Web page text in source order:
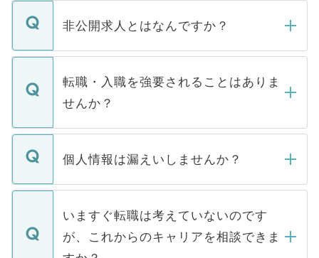
ご登録いただきましたら、弊社担当者がご
登録内容を確認し、その後メールもしくは
ます。通常、5営業日以内にはご連絡をせて
いただきますので、しばらくお待ちくださ
非公開求人とはなんですか？
マイナビDOCTORで取り扱っている求人の
うち約3割は、Webサイトからご覧いただ
けない「非公開求人」です。非公開求人は
下記の理由によって、一般には公開してい
ません。
■応募殺到を避けるため 人気のある医療機
関を公にしてしまうと、応募が殺到する場
に、医療機関が求める条件に合った人材の
みを人材紹介会社に依頼するケースが増え
転職・入職を強要されることはありま
せんか？
転職・入職を強要することは一切ありませ
ん。また、仮に応募先から内定をいただい
定を承諾する必要はありません。内定先へ
の辞退の連絡はキャリアパートナーが行い
個人情報は漏えいしませんか？
個人情報が漏えいすることはありませんの
で、ご安心ください。当サイトからの登録
などで収集したご登録者様の個人情報は、
ご本人のキャリアアップおよび転職活動の
いますぐ転職は考えていないのです
が、これからのキャリアを相談できま